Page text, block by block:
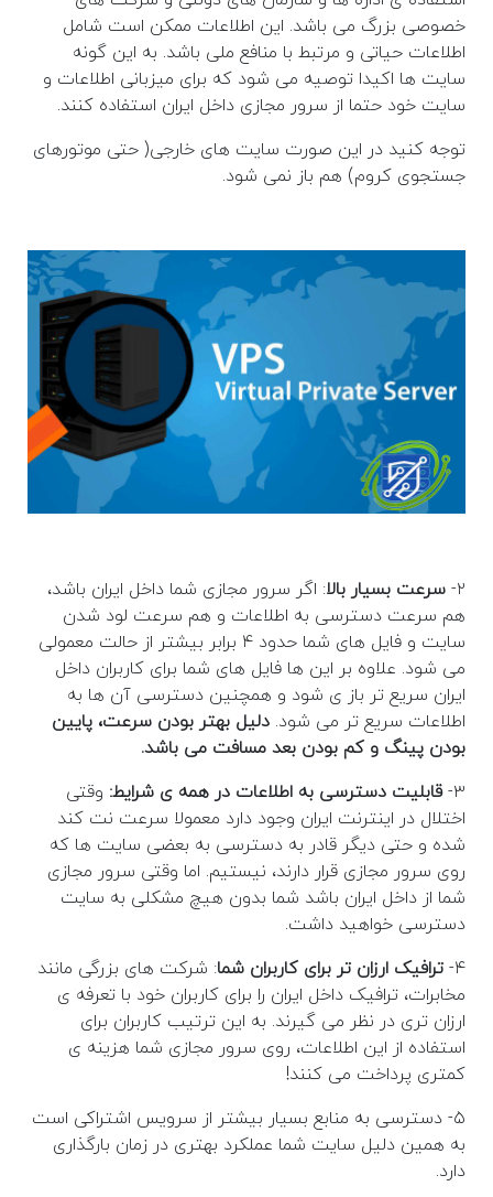
خصوصی بزرگ می باشد. این اطلاعات ممکن است شامل
اطلاعات حیاتی و مرتبط با منافع ملی باشد. به این گونه
سایت ها اکیدا توصیه می شود که برای میزبانی اطلاعات و
سایت خود حتما از سرور مجازی داخل ایران استفاده کنند.
توجه کنید در این صورت سایت های خارجی( حتی موتورهای
جستجوی کروم) هم باز نمی شود.
۲- سرعت بسیار بالا: اگر سرور مجازی شما داخل ایران باشد،
هم سرعت دسترسی به اطلاعات و هم سرعت لود شدن
سایت و فایل های شما حدود ۴ برابر بیشتر از حالت معمولی
می شود. علاوه بر این ها فایل های شما برای کاربران داخل
ایران سریع تر باز ی شود و همچنین دسترسی آن ها به
اطلاعات سریع تر می شود. دلیل بهتر بودن سرعت، پایین
بودن پینگ و کم بودن بعد مسافت می باشد.
۳- قابلیت دسترسی به اطلاعات در همه ی شرایط: وقتی
اختلال در اینترنت ایران وجود دارد معمولا سرعت نت کند
شده و حتی دیگر قادر به دسترسی به بعضی سایت ها که
روی سرور مجازی قرار دارند، نیستیم. اما وقتی سرور مجازی
شما از داخل ایران باشد شما بدون هیچ مشکلی به سایت
دسترسی خواهید داشت.
۴- ترافیک ارزان تر برای کاربران شما: شرکت های بزرگی مانند
مخابرات، ترافیک داخل ایران را برای کاربران خود با تعرفه ی
ارزان تری در نظر می گیرند. به این ترتیب کاربران برای
استفاده از این اطلاعات، روی سرور مجازی شما هزینه ی
کمتری پرداخت می کنند!
۵- دسترسی به منابع بسیار بیشتر از سرویس اشتراکی است
به همین دلیل سایت شما عملکرد بهتری در زمان بارگذاری
دارد.